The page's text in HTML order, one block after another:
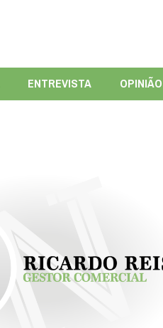
ENTREVISTA OPINIÃO